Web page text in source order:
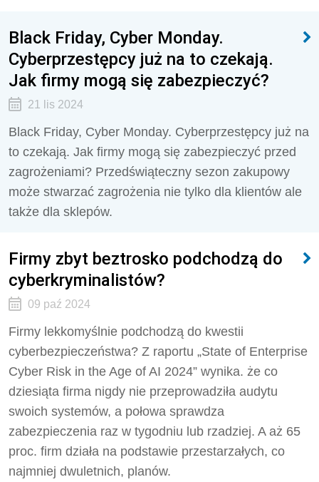
Black Friday, Cyber Monday.
Cyberprzestępcy już na to czekają.
Jak firmy mogą się zabezpieczyć?
21 lis 2024
Black Friday, Cyber Monday. Cyberprzestępcy już na
to czekają. Jak firmy mogą się zabezpieczyć przed
zagrożeniami? Przedświąteczny sezon zakupowy
może stwarzać zagrożenia nie tylko dla klientów ale
także dla sklepów.
Firmy zbyt beztrosko podchodzą do
cyberkryminalistów?
09 paź 2024
Firmy lekkomyślnie podchodzą do kwestii
cyberbezpieczeństwa? Z raportu „State of Enterprise
Cyber Risk in the Age of AI 2024” wynika. że co
dziesiąta firma nigdy nie przeprowadziła audytu
swoich systemów, a połowa sprawdza
zabezpieczenia raz w tygodniu lub rzadziej. A aż 65
proc. firm działa na podstawie przestarzałych, co
najmniej dwuletnich, planów.